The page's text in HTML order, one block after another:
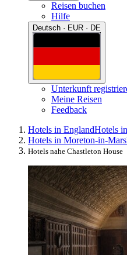
Reisen buchen
Hilfe
Deutsch · EUR · DE
Unterkunft
Meine Reisen
Feedback
Hotels in EnglandHotels
Hotels in Moreton-in-
Hotels nahe Chastleton House